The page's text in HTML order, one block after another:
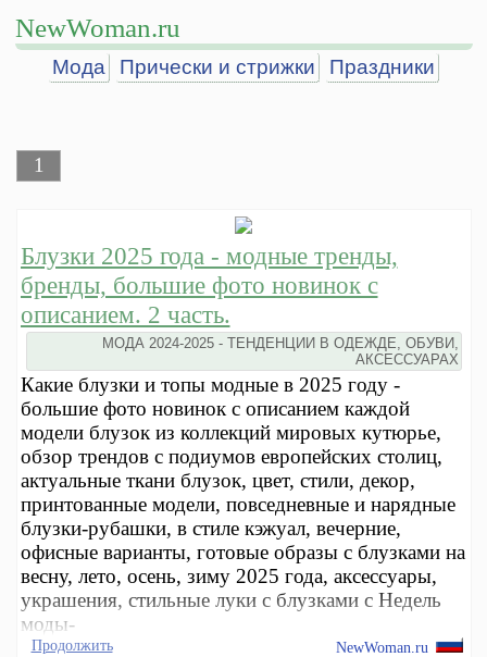
NewWoman.ru
Мода Прически и стрижки Праздники
1
Блузки 2025 года - модные тренды,
бренды, большие фото новинок с
описанием. 2 часть.
МОДА 2024-2025 - ТЕНДЕНЦИИ В ОДЕЖДЕ, ОБУВИ,
АКСЕССУАРАХ
Какие блузки и топы модные в 2025 году -
большие фото новинок с описанием каждой
модели блузок из коллекций мировых кутюрье,
обзор трендов с подиумов европейских столиц,
актуальные ткани блузок, цвет, стили, декор,
принтованные модели, повседневные и нарядные
блузки-рубашки, в стиле кэжуал, вечерние,
офисные варианты, готовые образы с блузками на
весну, лето, осень, зиму 2025 года, аксессуары,
украшения, стильные луки с блузками с Недель
моды-
Продолжить NewWoman.ru